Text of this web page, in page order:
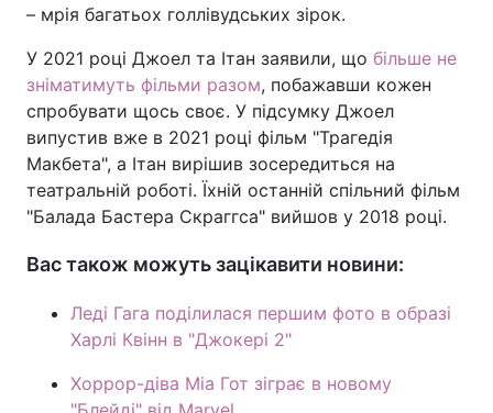
– мрія багатьох голлівудських зірок.
У 2021 році Джоел та Ітан заявили, що більше не
зніматимуть фільми разом, побажавши кожен
спробувати щось своє. У підсумку Джоел
випустив вже в 2021 році фільм "Трагедія
Макбета", а Ітан вирішив зосередиться на
театральній роботі. Їхній останній спільний фільм
"Балада Бастера Скраггса" вийшов у 2018 році.
Вас також можуть зацікавити новини:
Леді Гага поділилася першим фото в образі
Харлі Квінн в "Джокері 2"
Хоррор-діва Міа Гот зіграє в новому